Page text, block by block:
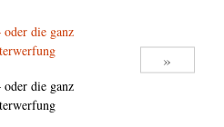
die ganz
die ganz
»